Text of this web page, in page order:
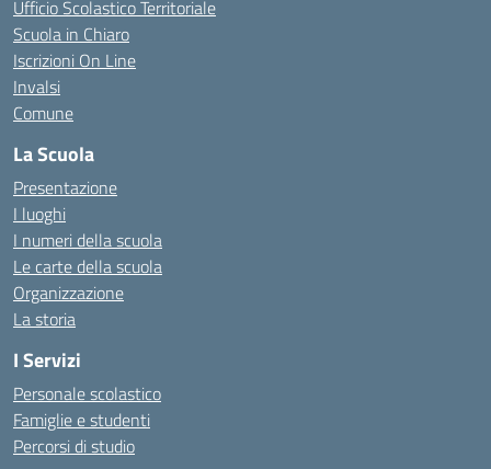
Ufficio Scolastico Territoriale
Scuola in Chiaro
Iscrizioni On Line
Invalsi
Comune
La Scuola
Presentazione
I luoghi
I numeri della scuola
Le carte della scuola
Organizzazione
La storia
I Servizi
Personale scolastico
Famiglie e studenti
Percorsi di studio